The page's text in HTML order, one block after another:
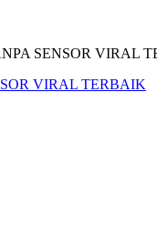
SENSOR VIRAL
VIRAL TERBAIK